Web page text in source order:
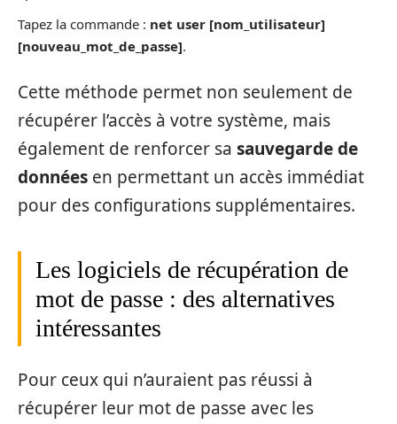
Tapez la commande : net user [nom_utilisateur]
[nouveau_mot_de_passe].
Cette méthode permet non seulement de
récupérer l’accès à votre système, mais
également de renforcer sa sauvegarde de
données en permettant un accès immédiat
pour des configurations supplémentaires.
Les logiciels de récupération de
mot de passe : des alternatives
intéressantes
Pour ceux qui n’auraient pas réussi à
récupérer leur mot de passe avec les